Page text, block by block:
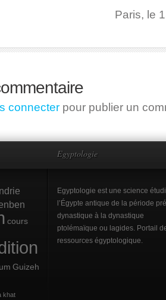
Paris, le
connecter pour publier un
cours
Guizeh
khat
Egyptologie
Egyptologie est une science
l’Égypte antique de la période
dynastique à la dynastique
ptolémaïque ou lagides. Portail
ressources égyptologique.